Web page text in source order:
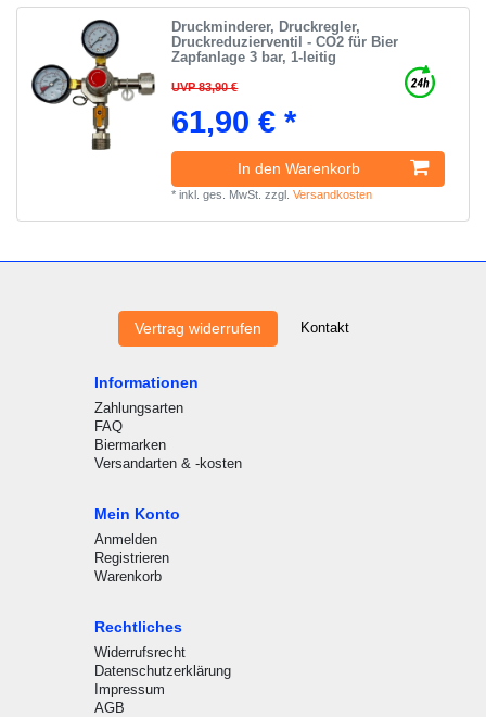
Druckminderer, Druckregler,
Druckreduzierventil - CO2 für Bier
Zapfanlage 3 bar, 1-leitig
UVP 83,90 €
61,90 € *
In den Warenkorb
*inkl. ges. MwSt. zzgl.Versandkosten
Vertrag widerrufen Kontakt
Informationen
Zahlungsarten
FAQ
Biermarken
Versandarten & -kosten
Mein Konto
Anmelden
Registrieren
Warenkorb
Rechtliches
Widerrufsrecht
Datenschutzerklärung
Impressum
AGB